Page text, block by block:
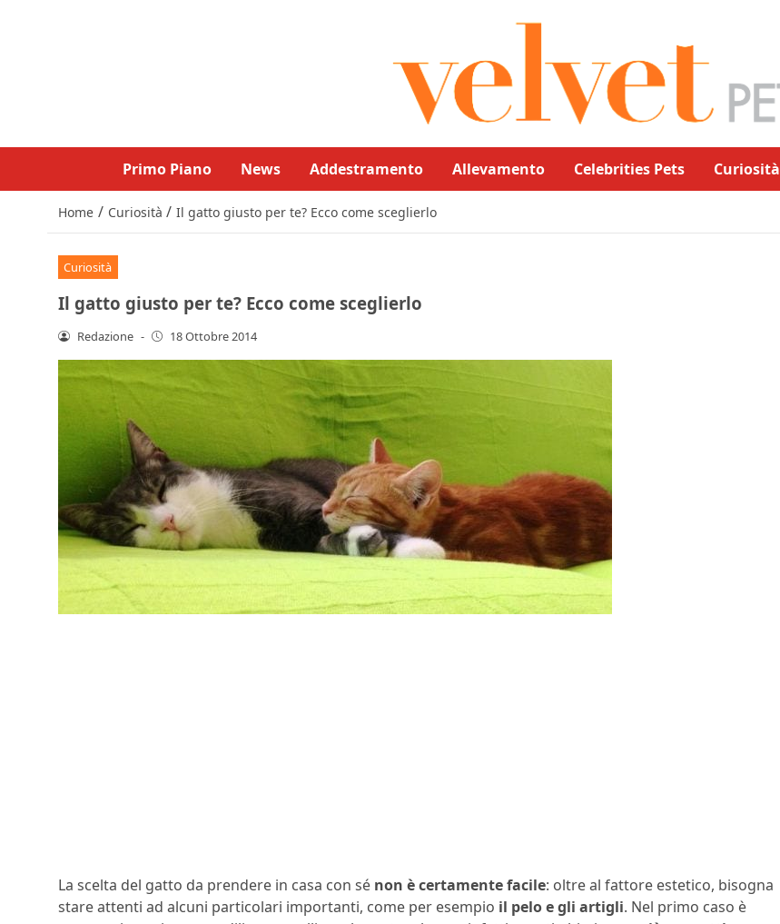
Primo Piano News Addestramento Allevamento Celebrities Pets Curiosità
Home / Curiosità / Il gatto giusto per te? Ecco come sceglierlo
Curiosità
Il gatto giusto per te? Ecco come sceglierlo
Redazione - 18 Ottobre 2014
La scelta del gatto da prendere in casa con sé non è certamente facile: oltre al fattore estetico, bisogna
stare attenti ad alcuni particolari importanti, come per esempio il pelo e gli artigli. Nel primo caso è